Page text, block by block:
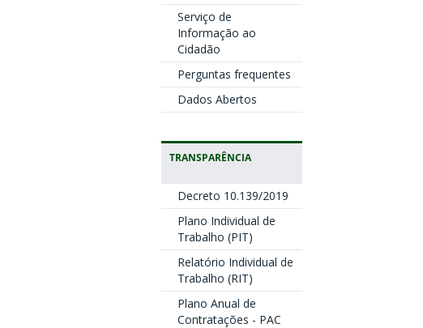
Serviço de
Informação ao
Cidadão
Perguntas frequentes
Dados Abertos
TRANSPARÊNCIA
Decreto 10.139/2019
Plano Individual de
Trabalho (PIT)
Relatório Individual de
Trabalho (RIT)
Plano Anual de
Contratações - PAC